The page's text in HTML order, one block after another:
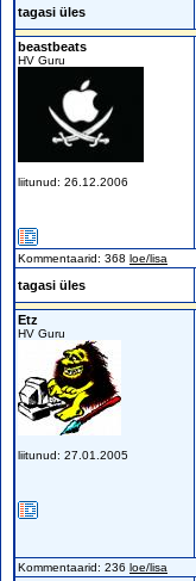
tagasi üles
beastbeats
HV Guru
liitunud: 26.12.2006
Kommentaarid: 368 loe/lisa
tagasi üles
Etz
HV Guru
liitunud: 27.01.2005
Kommentaarid: 236 loe/lisa